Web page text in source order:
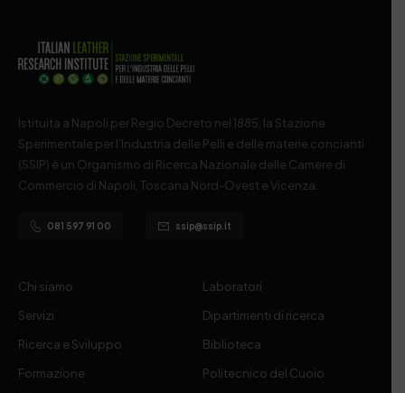
Istituita a Napoli per Regio Decreto nel 1885, la Stazione
Sperimentale per l’Industria delle Pelli e delle materie concianti
(SSIP) è un Organismo di Ricerca Nazionale delle Camere di
Commercio di Napoli, Toscana Nord-Ovest e Vicenza.
081 597 91 00 ssip@ssip.it
Chi siamo
Servizi
Ricerca e Sviluppo
Formazione
Laboratori
Dipartimenti di ricerca
Biblioteca
Politecnico del Cuoio